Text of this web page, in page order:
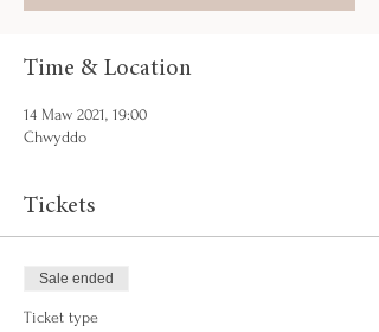
Time & Location
14 Maw 2021, 19:00
Chwyddo
Tickets
Sale ended
Ticket type